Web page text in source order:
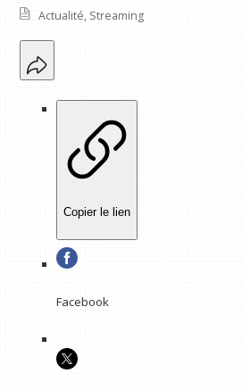
Actualité, Streaming
Copier le lien
Facebook